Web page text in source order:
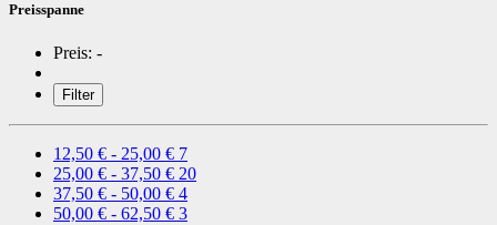
Preisspanne
Preis: -
Filter
12,50 € - 25,00 € 7
25,00 € - 37,50 € 20
37,50 € - 50,00 € 4
50,00 € - 62,50 € 3